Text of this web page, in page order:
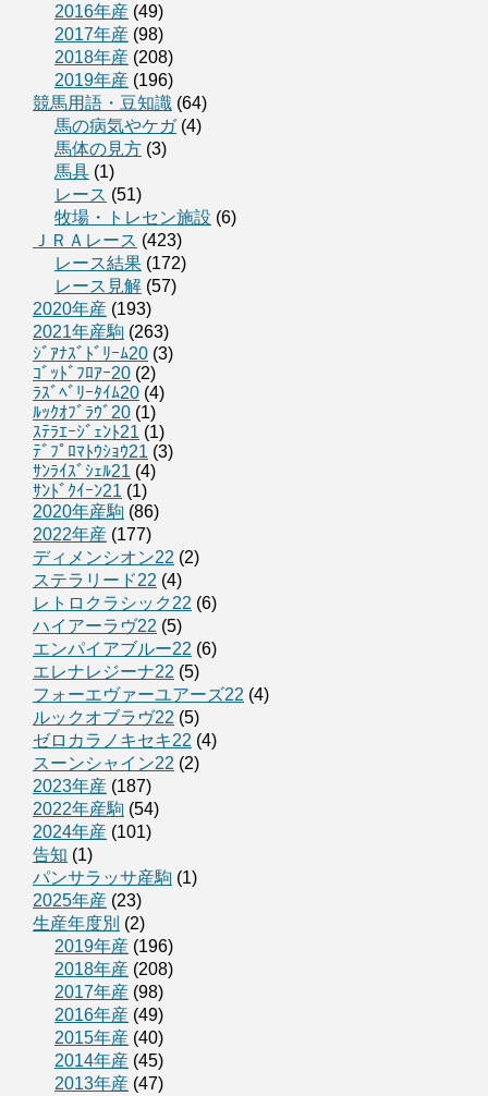
2016年産 (49)
2017年産 (98)
2018年産 (208)
2019年産 (196)
競馬用語・豆知識 (64)
馬の病気やケガ(4)
馬体の見方 (3)
馬具 (1)
レース (51)
牧場・トレセン施設 (6)
ＪＲＡレース (423)
レース結果 (172)
レース見解 (57)
2020年産 (193)
2021年産駒 (263)
ｼﾞｱﾅｽﾞﾄﾞﾘｰﾑ20 (3)
ｺﾞｯﾄﾞﾌﾛｱｰ20 (2)
ﾗｽﾞﾍﾞﾘｰﾀｲﾑ20 (4)
ﾙｯｸｵﾌﾞﾗｳﾞ20 (1)
ｽﾃﾗｴｰｼﾞｪﾝﾄ21 (1)
ﾃﾞﾌﾟﾛﾏﾄｳｼｮｳ21 (3)
ｻﾝﾗｲｽﾞｼｪﾙ21 (4)
ｻﾝﾄﾞｸｲｰﾝ21 (1)
2020年産駒 (86)
2022年産 (177)
ディメンシオン22 (2)
ステラリード22 (4)
レトロクラシック22 (6)
ハイアーラヴ22 (5)
エンパイアブルー22 (6)
エレナレジーナ22 (5)
フォーエヴァーユアーズ22 (4)
ルックオブラヴ22 (5)
ゼロカラノキセキ22 (4)
スーンシャイン22 (2)
2023年産 (187)
2022年産駒 (54)
2024年産 (101)
告知 (1)
パンサラッサ産駒 (1)
2025年産 (23)
生産年度別 (2)
2019年産 (196)
2018年産 (208)
2017年産 (98)
2016年産 (49)
2015年産 (40)
2014年産 (45)
2013年産 (47)